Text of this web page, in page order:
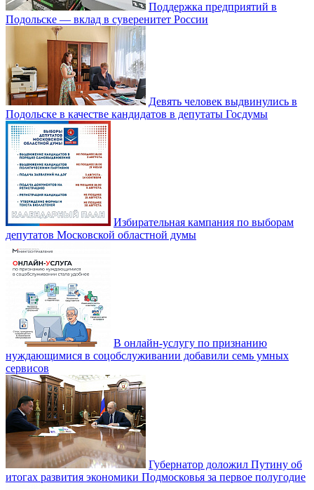
Поддержка предприятий в
Подольске — вклад в суверенитет России
Девять человек выдвинулись в
Подольске в качестве кандидатов в депутаты Госдумы
Избирательная кампания по выборам
депутатов Московской областной думы
В онлайн-услугу по признанию
нуждающимися в соцобслуживании добавили семь умных
сервисов
Губернатор доложил Путину об
итогах развития экономики Подмосковья за первое полугодие